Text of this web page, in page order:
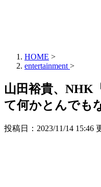
HOME >
entertainment >
山田裕貴、NHK
て何かとんでも
投稿日：2023/11/14 15:46